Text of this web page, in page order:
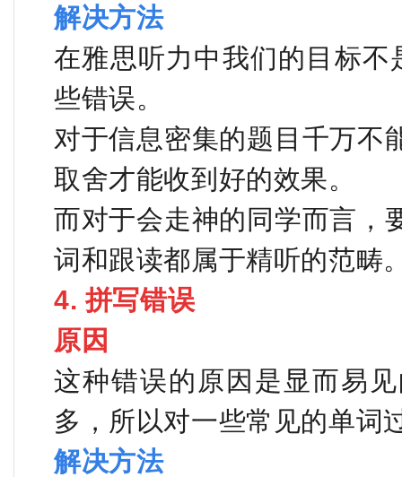
解决方法
在雅思听力中我们的目标
些错误。
对于信息密集的题目千万不
取舍才能收到好的效果。
而对于会走神的同学而言，
词和跟读都属于精听的范畴
4. 拼写错误
原因
这种错误的原因是显而易
多，所以对一些常见的单词
解决方法